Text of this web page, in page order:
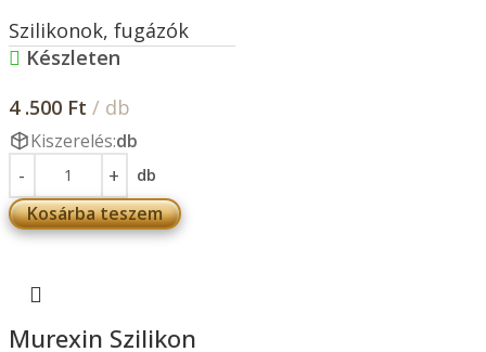
Szilikonok, fugázók
Készleten
4 .500 Ft / db
Kiszerelés:db
db
Kosárba teszem
Murexin Szilikon